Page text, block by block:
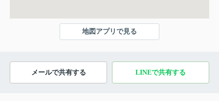
地図アプリで見る
メールで共有する LINEで共有する